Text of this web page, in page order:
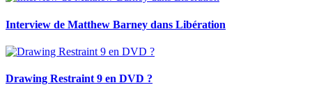
Interview de Matthew Barney dans Libération
Drawing Restraint 9 en DVD ?